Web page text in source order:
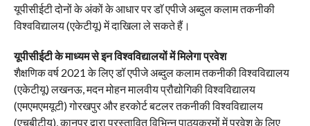
यूपीसीईटी दोनों के अंकों के आधार पर डाॅ एपीजे अब्दुल कलाम तकनीकी
विश्वविद्यालय (एकेटीयू) में दाखिला ले सकते हैं।
यूपीसीईटी के माध्यम से इन विश्वविद्यालयों में मिलेगा प्रवेश
शैक्षणिक वर्ष 2021 के लिए डॉ एपीजे अब्दुल कलाम तकनीकी विश्वविद्यालय
(एकेटीयू) लखनऊ, मदन मोहन मालवीय प्रौद्योगिकी विश्वविद्यालय
(एमएमएमयूटी) गोरखपुर और हरकोर्ट बटलर तकनीकी विश्वविद्यालय
(एचबीटीयू), कानपुर द्वारा प्रस्तावित विभिन्न पाठ्यक्रमों में प्रवेश के लिए